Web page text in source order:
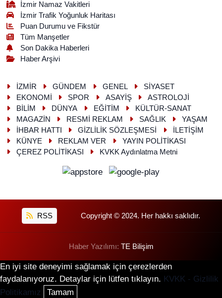
İzmir Namaz Vakitleri
İzmir Trafik Yoğunluk Haritası
Puan Durumu ve Fikstür
Tüm Manşetler
Son Dakika Haberleri
Haber Arşivi
İZMİR GÜNDEM GENEL
SİYASET
EKONOMİ
SPOR ASAYİŞ
ASTROLOJİ
BİLİM
DÜNYA EĞİTİM
KÜLTÜR-SANAT
MAGAZİN
RESMİ REKLAM SAĞLIK
YAŞAM
İHBAR HATTI
GİZLİLİK SÖZLEŞMESİ
İLETİŞİM
KÜNYE
REKLAM VER
YAYIN POLİTİKASI
ÇEREZ POLİTİKASI
KVKK Aydınlatma Metni
RSS Copyright © 2024. Her hakkı saklıdır.
Haber Yazılımı: TE Bilişim
En iyi site deneyimi sağlamak için çerezlerden
faydalanıyoruz. Detaylar için lütfen tıklayın. KVKK - Gizlilik
Politikamız
Tamam